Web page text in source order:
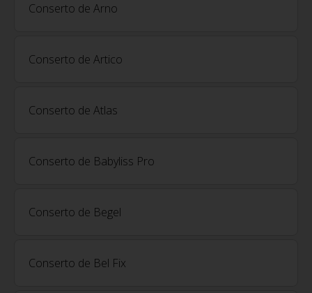
Conserto de Arno
Conserto de Artico
Conserto de Atlas
Conserto de Babyliss Pro
Conserto de Begel
Conserto de Bel Fix